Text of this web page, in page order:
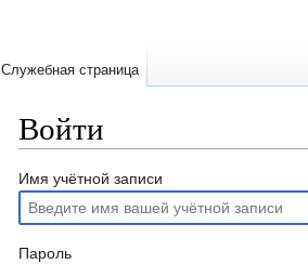
Войти
Перейти
навигации
Перейти
поиску
Имя учётной записи
Пароль
Служебная страница